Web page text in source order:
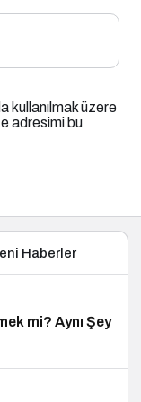
kullanılmak üzere
adresimi bu
Haberler
mi? Aynı Şey